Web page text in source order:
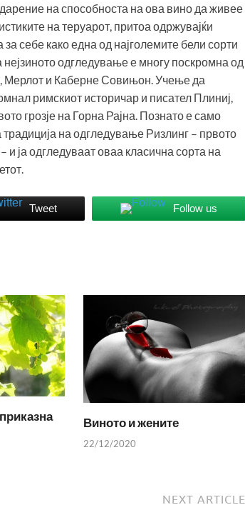
на способноста на ова вино да живее
на теруарот, притоа одржувајќи
себе како една од најголемите бели сорти
одгледување е многу поскромна од
Мерлот и Каберне Совињон. Учење да
римскиот историчар и писател Плиниј,
грозје на Горна Рајна. Познато е само
на одгледување Ризлинг – првото
ја одгледуваат оваа класична сорта на
Tweet Follow us
Виното и жените
22/12/2020
NEXT ARTICLE